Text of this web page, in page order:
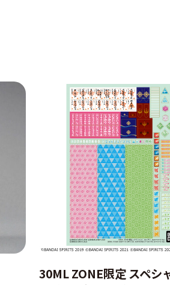
30ML ZONE限定 スペシ